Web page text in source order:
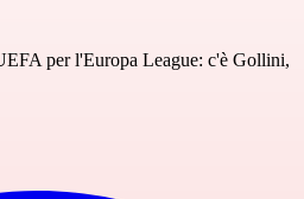
per l'Europa League: c'è Gollini,